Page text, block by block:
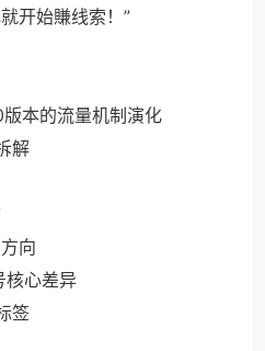
开始賺线索！”
本的流量机制演化
解
向
核心差异
签